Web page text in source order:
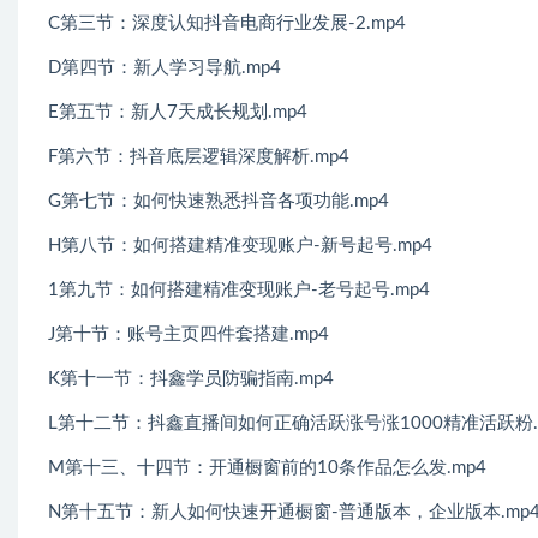
C第三节：深度认知抖音电商行业发展-2.mp4
D第四节：新人学习导航.mp4
E第五节：新人7天成长规划.mp4
F第六节：抖音底层逻辑深度解析.mp4
G第七节：如何快速熟悉抖音各项功能.mp4
H第八节：如何搭建精准变现账户-新号起号.mp4
1第九节：如何搭建精准变现账户-老号起号.mp4
J第十节：账号主页四件套搭建.mp4
K第十一节：抖鑫学员防骗指南.mp4
L第十二节：抖鑫直播间如何正确活跃涨号涨1000精准活跃粉
M第十三、十四节：开通橱窗前的10条作品怎么发.mp4
N第十五节：新人如何快速开通橱窗-普通版本，企业版本